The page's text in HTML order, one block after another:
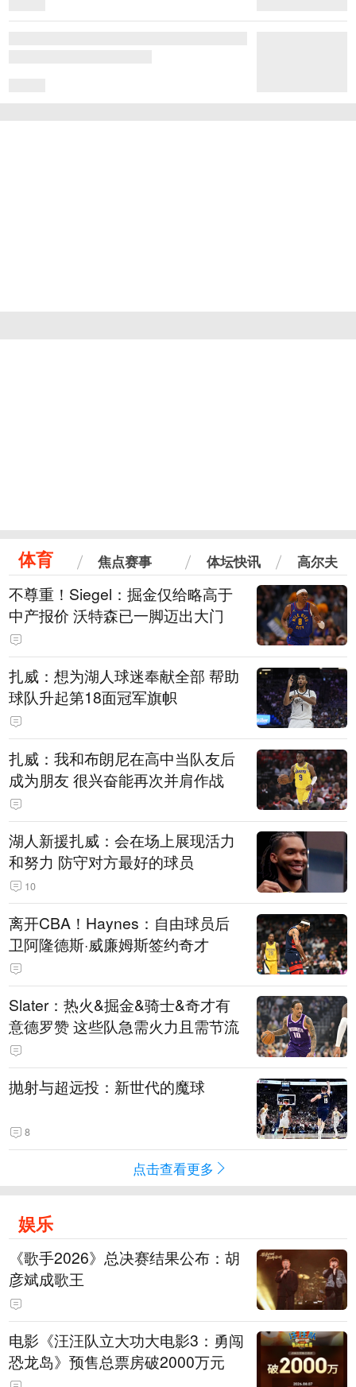
体育 焦点赛事 体坛快讯 高尔夫
不尊重！Siegel：掘金仅给略高于
中产报价 沃特森已一脚迈出大门
扎威：想为湖人球迷奉献全部 帮助
球队升起第18面冠军旗帜
扎威：我和布朗尼在高中当队友后
成为朋友 很兴奋能再次并肩作战
湖人新援扎威：会在场上展现活力
和努力 防守对方最好的球员
10
离开CBA！Haynes：自由球员后
卫阿隆德斯·威廉姆斯签约奇才
Slater：热火&掘金&骑士&奇才有
意德罗赞 这些队急需火力且需节流
抛射与超远投：新世代的魔球
8
点击查看更多
娱乐
《歌手2026》总决赛结果公布：胡
彦斌成歌王
电影《汪汪队立大功大电影3：勇闯
恐龙岛》预售总票房破2000万元